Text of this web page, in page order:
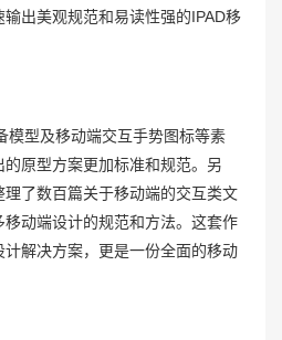
出美观规范和易读性强的IPAD移
模型及移动端交互手势图标等素
原型方案更加标准和规范。另
了数百篇关于移动端的交互类文
动端设计的规范和方法。这套作
解决方案，更是一份全面的移动